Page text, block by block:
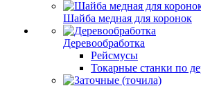
Шайба медная для коронок
Деревообработка
Рейсмусы
Токарные станки по